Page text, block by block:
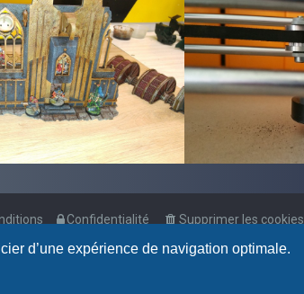
d’une expérience de navigation optimale.
Supprimer les cookies
Confidentialité